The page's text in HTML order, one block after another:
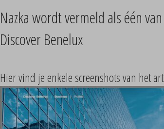
Nazka wordt vermeld als één
Discover Benelux
Hier vind je enkele screenshots van het